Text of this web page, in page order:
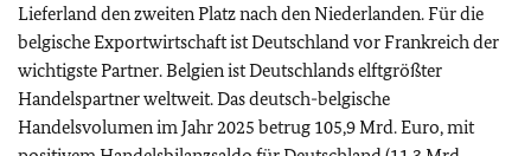
Lieferland den zweiten Platz nach den Niederlanden. Für die
belgische Exportwirtschaft ist Deutschland vor Frankreich der
wichtigste Partner. Belgien ist Deutschlands elftgrößter
Handelspartner weltweit. Das deutsch-belgische
Handelsvolumen im Jahr 2025 betrug 105,9 Mrd. Euro, mit